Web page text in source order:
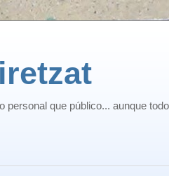
personal que público... aunque